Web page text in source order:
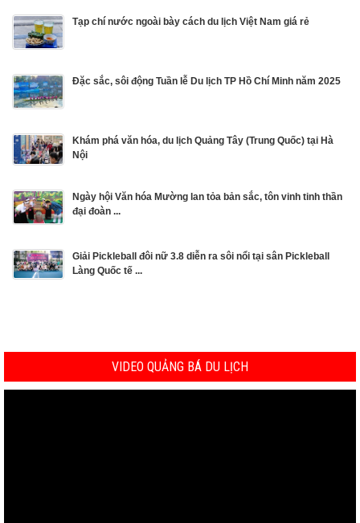
Tạp chí nước ngoài bày cách du lịch Việt Nam giá rẻ
Đặc sắc, sôi động Tuần lễ Du lịch TP Hồ Chí Minh năm 2025
Khám phá văn hóa, du lịch Quảng Tây (Trung Quốc) tại Hà
Nội
Ngày hội Văn hóa Mường lan tỏa bản sắc, tôn vinh tinh thần
đại đoàn ...
Giải Pickleball đôi nữ 3.8 diễn ra sôi nổi tại sân Pickleball
Làng Quốc tế ...
VIDEO QUẢNG BÁ DU LỊCH